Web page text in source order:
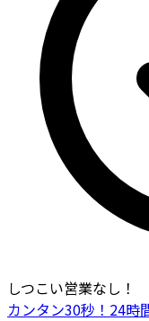
しつこい営業なし！
カンタン30秒！24時